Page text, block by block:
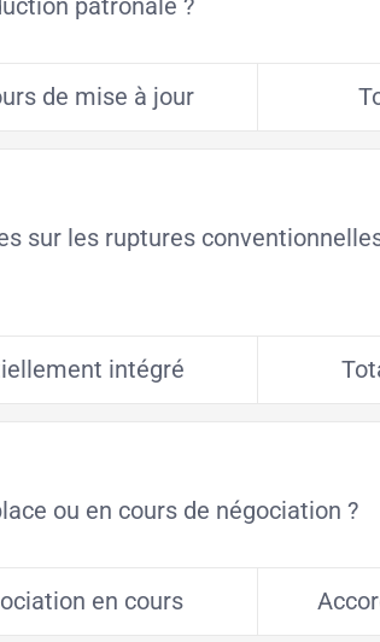
patronale ?
de mise à jour
sur les ruptures
intégré
ou en cours de négociation ?
en cours